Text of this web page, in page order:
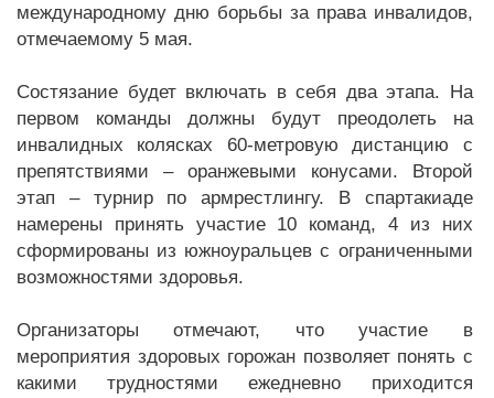
международному дню борьбы за права инвалидов,
отмечаемому 5 мая.
Состязание будет включать в себя два этапа. На
первом команды должны будут преодолеть на
инвалидных колясках 60-метровую дистанцию с
препятствиями – оранжевыми конусами. Второй
этап – турнир по армрестлингу. В спартакиаде
намерены принять участие 10 команд, 4 из них
сформированы из южноуральцев с ограниченными
возможностями здоровья.
Организаторы отмечают, что участие в
мероприятия здоровых горожан позволяет понять с
какими трудностями ежедневно приходится